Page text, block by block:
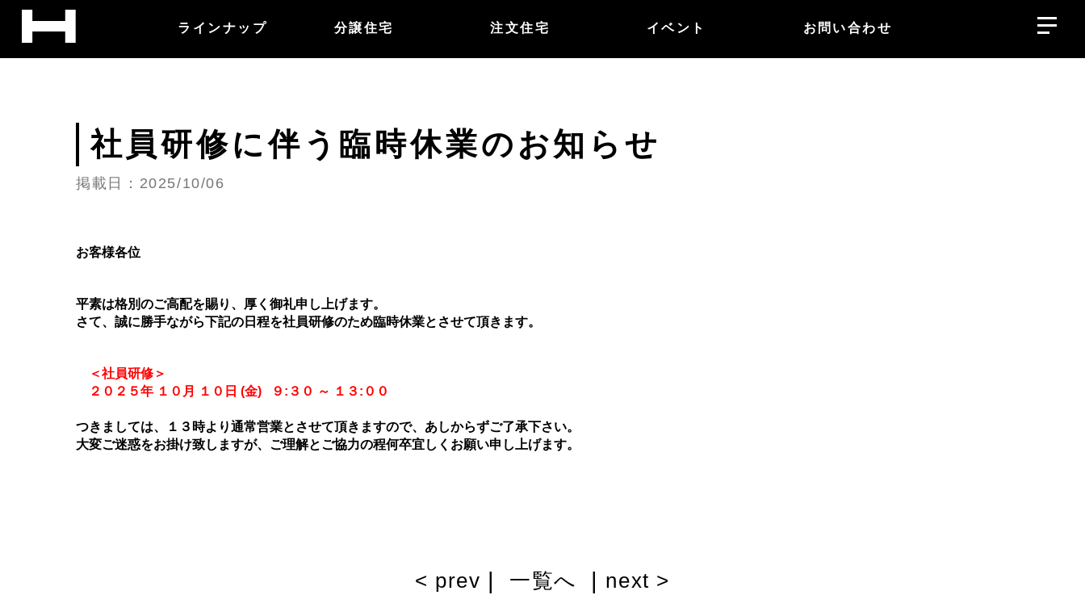
ラインナップ 分譲住宅 注文住宅 イベント お問い合わせ
社員研修に伴う臨時休業のお知らせ
掲載日：2025/10/06
お客様各位
平素は格別のご高配を賜り、厚く御礼申し上げます。
さて、誠に勝手ながら下記の日程を社員研修のため臨時休業とさせて頂きます。
＜社員研修＞
２０２５年 １０月 １０日 (金) ９:３０ ～ １３:００
つきましては、１３時より通常営業とさせて頂きますので、あしからずご了承下さい。
大変ご迷惑をお掛け致しますが、ご理解とご協力の程何卒宜しくお願い申し上げます。
< prev | 一覧へ | next >